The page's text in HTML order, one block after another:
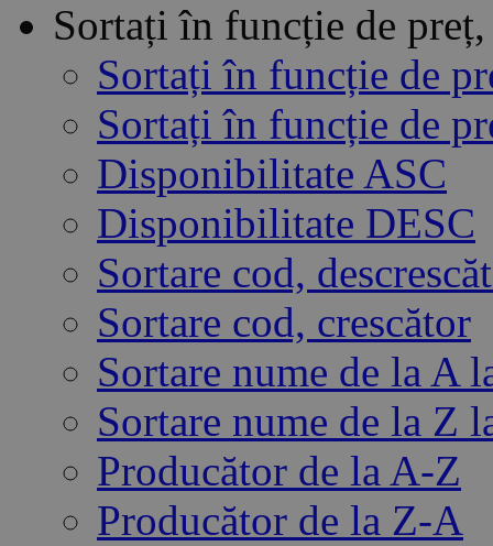
Sortați în funcție de
Sortați în funcție de
Sortați în funcție de
Disponibilitate ASC
Disponibilitate DESC
Sortare cod,
Sortare cod, crescător
Sortare nume de la A
Sortare nume de la Z
Producător de la A-Z
Producător de la Z-A